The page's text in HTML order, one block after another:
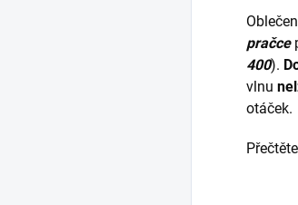
pračce
400).
vlnu
otáček.